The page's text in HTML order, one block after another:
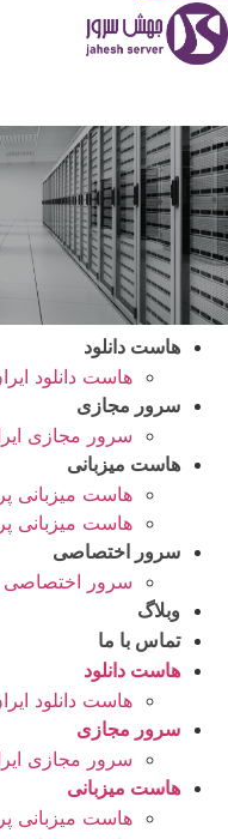
هاست دانلود
هاست دانلود
سرور مجازی
سرور مجازی
هاست میزبانی
هاست میزبانی
هاست میزبانی
سرور اختصاصی
سرور اختصاصی
وبلاگ
تماس با ما
هاست دانلود
هاست دانلود
سرور مجازی
سرور مجازی
هاست میزبانی
هاست میزبانی